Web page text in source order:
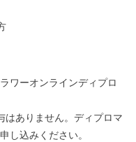
ワーオンラインディプロ
はありません。ディプロマ
し込みください。